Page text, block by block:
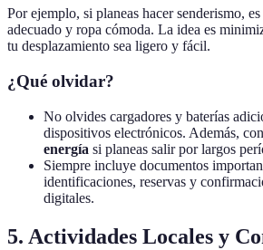
Por ejemplo, si planeas hacer senderismo,
adecuado y ropa cómoda. La idea es
tu desplazamiento sea ligero y fácil.
¿Qué olvidar?
No olvides cargadores y baterías
dispositivos electrónicos. Además,
energía si planeas salir por largos
Siempre incluye documentos
identificaciones, reservas y
digitales.
5. Actividades Locales y